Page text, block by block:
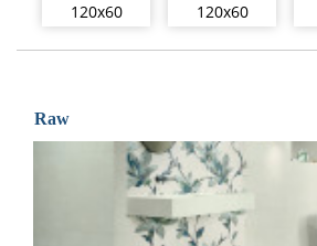
120x60 120x60
Raw